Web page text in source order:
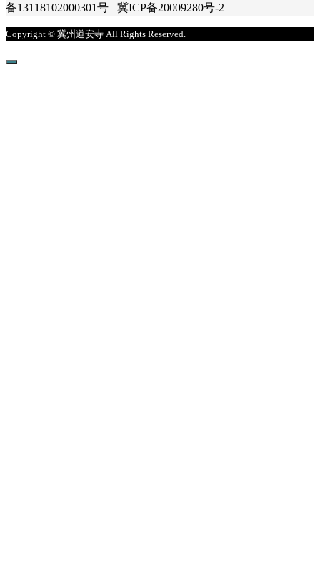
备13118102000301号 冀ICP备20009280号-2
Copyright © 冀州道安寺 All Rights Reserved.